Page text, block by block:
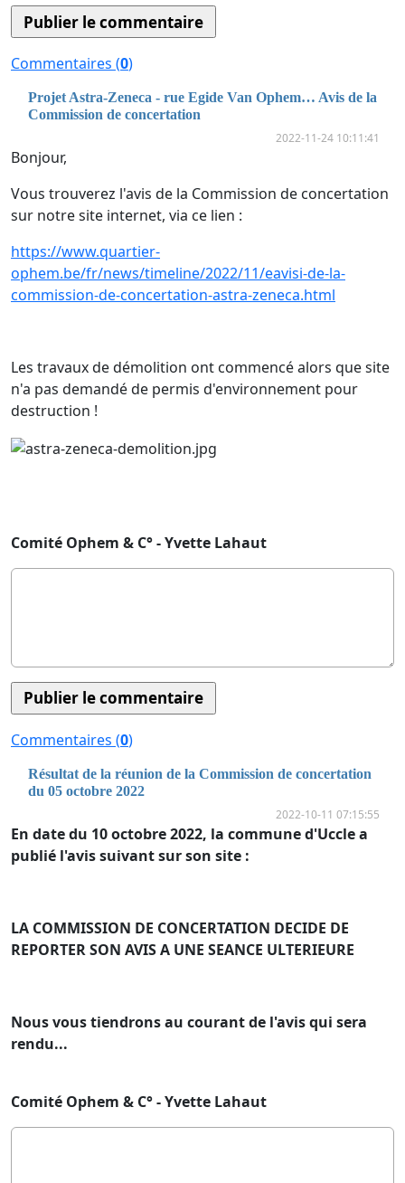
Commentaires (0)
Projet Astra-Zeneca - rue Egide Van Ophem… Avis de la
Commission de concertation
2022-11-24 10:11:41
Bonjour,
Vous trouverez l'avis de la Commission de concertation
sur notre site internet, via ce lien :
https://www.quartier-
ophem.be/fr/news/timeline/2022/11/eavisi-de-la-
commission-de-concertation-astra-zeneca.html
Les travaux de démolition ont commencé alors que site
n'a pas demandé de permis d'environnement pour
destruction !
Comité Ophem & C° - Yvette Lahaut
Commentaires (0)
Résultat de la réunion de la Commission de concertation
du 05 octobre 2022
2022-10-11 07:15:55
En date du 10 octobre 2022, la commune d'Uccle a
publié l'avis suivant sur son site :
LA COMMISSION DE CONCERTATION DECIDE DE
REPORTER SON AVIS A UNE SEANCE ULTERIEURE
Nous vous tiendrons au courant de l'avis qui sera
rendu...
Comité Ophem & C° - Yvette Lahaut